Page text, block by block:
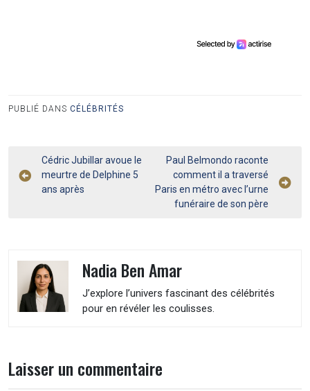
PUBLIÉ DANS CÉLÉBRITÉS
Navigation
de
Cédric Jubillar avoue le
meurtre de Delphine 5
ans après
Paul Belmondo raconte
comment il a traversé
Paris en métro avec l’urne
funéraire de son père
Nadia Ben Amar
J’explore l’univers fascinant des célébrités
pour en révéler les coulisses.
Laisser un commentaire